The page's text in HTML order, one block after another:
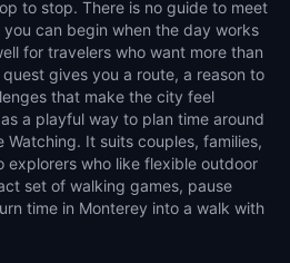
to stop. There is no guide to meet
can begin when the day works
for travelers who want more than
gives you a route, a reason to
that make the city feel
a playful way to plan time around
Watching. It suits couples, families,
explorers who like flexible outdoor
set of walking games, pause
time in Monterey into a walk with